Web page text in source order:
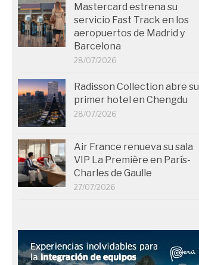
Mastercard estrena su
servicio Fast Track en los
aeropuertos de Madrid y
Barcelona
28/07/2026
Radisson Collection abre su
primer hotel en Chengdu
28/07/2026
Air France renueva su sala
VIP La Première en París-
Charles de Gaulle
27/07/2026